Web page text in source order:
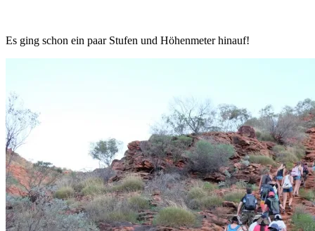
Es ging schon ein paar Stufen und Höhenmeter hinauf!